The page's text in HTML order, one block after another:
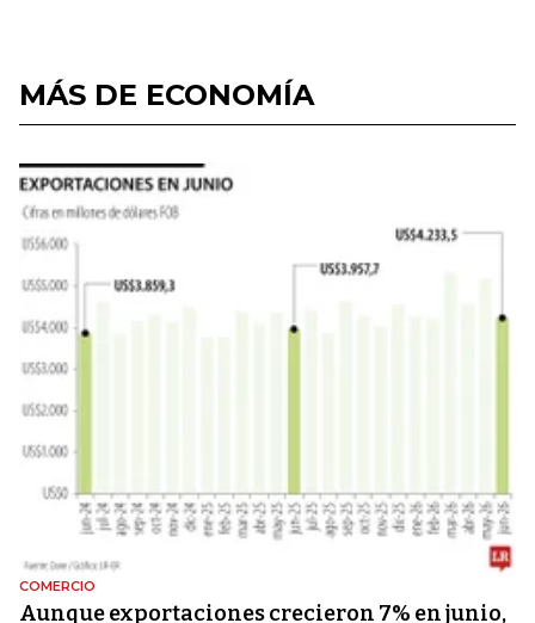
MÁS DE ECONOMÍA
COMERCIO
Aunque exportaciones crecieron 7% en junio,